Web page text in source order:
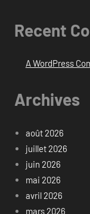
Recent
A WordPress
Archives
août 2026
juillet 2026
juin 2026
mai 2026
avril 2026
mars 2026